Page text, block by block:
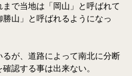
で当地は「岡山」と呼ばれて
山」と呼ばれるようになっ
が、道路によって南北に分断
認する事は出来ない。